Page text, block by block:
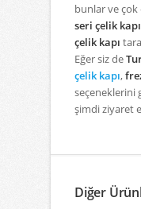
bunlar ve çok
seri çelik
çelik kapı
Eğer siz de
çelik kapı,
seçeneklerini
şimdi ziyaret
Diğer